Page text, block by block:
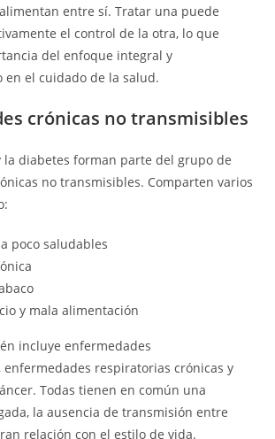
entre sí. Tratar una puede
el control de la otra, lo que
del enfoque integral y
el cuidado de la salud.
crónicas no transmisibles
la diabetes forman parte del grupo de
no transmisibles. Comparten varios
poco saludables
y mala alimentación
incluye enfermedades
enfermedades respiratorias crónicas y
Todas tienen en común una
la ausencia de transmisión entre
relación con el estilo de vida.